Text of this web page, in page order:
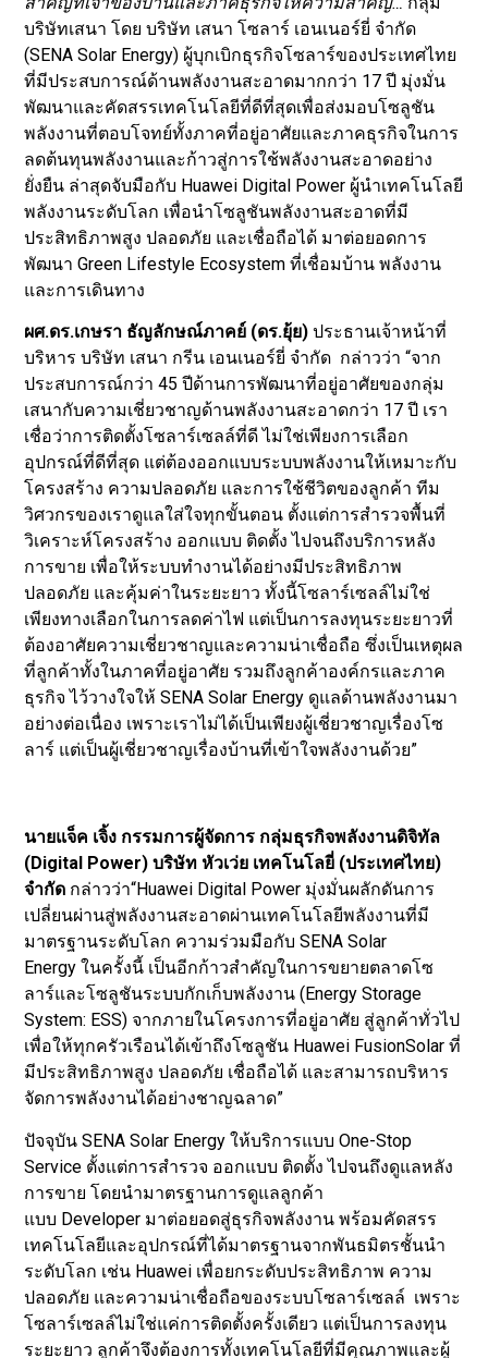
บริษัทเสนา โดย บริษัท เสนา โซลาร์ เอนเนอร์ยี่ จำกัด
(SENA Solar Energy) ผู้บุกเบิกธุรกิจโซลาร์ของประเทศไทย
ที่มีประสบการณ์ด้านพลังงานสะอาดมากกว่า 17 ปี มุ่งมั่น
พัฒนาและคัดสรรเทคโนโลยีที่ดีที่สุดเพื่อส่งมอบโซลูชัน
พลังงานที่ตอบโจทย์ทั้งภาคที่อยู่อาศัยและภาคธุรกิจในการ
ลดต้นทุนพลังงานและก้าวสู่การใช้พลังงานสะอาดอย่าง
ยั่งยืน ล่าสุดจับมือกับ Huawei Digital Power ผู้นำเทคโนโลยี
พลังงานระดับโลก เพื่อนำโซลูชันพลังงานสะอาดที่มี
ประสิทธิภาพสูง ปลอดภัย และเชื่อถือได้ มาต่อยอดการ
พัฒนา Green Lifestyle Ecosystem ที่เชื่อมบ้าน พลังงาน
และการเดินทาง
ผศ.ดร.เกษรา ธัญลักษณ์ภาคย์ (ดร.ยุ้ย)ประธานเจ้าหน้าที่
บริหาร บริษัท เสนา กรีน เอนเนอร์ยี่ จำกัด กล่าวว่า “จาก
ประสบการณ์กว่า 45 ปีด้านการพัฒนาที่อยู่อาศัยของกลุ่ม
เสนากับความเชี่ยวชาญด้านพลังงานสะอาดกว่า 17 ปี เรา
เชื่อว่าการติดตั้งโซลาร์เซลล์ที่ดี ไม่ใช่เพียงการเลือก
อุปกรณ์ที่ดีที่สุด แต่ต้องออกแบบระบบพลังงานให้เหมาะกับ
โครงสร้าง ความปลอดภัย และการใช้ชีวิตของลูกค้า ทีม
วิศวกรของเราดูแลใส่ใจทุกขั้นตอน ตั้งแต่การสำรวจพื้นที่
วิเคราะห์โครงสร้าง ออกแบบ ติดตั้ง ไปจนถึงบริการหลัง
การขาย เพื่อให้ระบบทำงานได้อย่างมีประสิทธิภาพ
ปลอดภัย และคุ้มค่าในระยะยาว ทั้งนี้โซลาร์เซลล์ไม่ใช่
เพียงทางเลือกในการลดค่าไฟ แต่เป็นการลงทุนระยะยาวที่
ต้องอาศัยความเชี่ยวชาญและความน่าเชื่อถือ ซึ่งเป็นเหตุผล
ที่ลูกค้าทั้งในภาคที่อยู่อาศัย รวมถึงลูกค้าองค์กรและภาค
ธุรกิจ ไว้วางใจให้ SENA Solar Energy ดูแลด้านพลังงานมา
อย่างต่อเนื่อง เพราะเราไม่ได้เป็นเพียงผู้เชี่ยวชาญเรื่องโซ
ลาร์ แต่เป็นผู้เชี่ยวชาญเรื่องบ้านที่เข้าใจพลังงานด้วย”
นายแจ็ค เจิ้ง กรรมการผู้จัดการ กลุ่มธุรกิจพลังงานดิจิทัล
(Digital Power) บริษัท หัวเว่ย เทคโนโลยี่ (ประเทศไทย)
จำกัด กล่าวว่า“Huawei Digital Power มุ่งมั่นผลักดันการ
เปลี่ยนผ่านสู่พลังงานสะอาดผ่านเทคโนโลยีพลังงานที่มี
มาตรฐานระดับโลก ความร่วมมือกับ SENA Solar
Energy ในครั้งนี้ เป็นอีกก้าวสำคัญในการขยายตลาดโซ
ลาร์และโซลูชันระบบกักเก็บพลังงาน (Energy Storage
System: ESS) จากภายในโครงการที่อยู่อาศัย สู่ลูกค้าทั่วไป
เพื่อให้ทุกครัวเรือนได้เข้าถึงโซลูชัน Huawei FusionSolar ที่
มีประสิทธิภาพสูง ปลอดภัย เชื่อถือได้ และสามารถบริหาร
จัดการพลังงานได้อย่างชาญฉลาด”
ปัจจุบัน SENA Solar Energy ให้บริการแบบ One-Stop
Service ตั้งแต่การสำรวจ ออกแบบ ติดตั้ง ไปจนถึงดูแลหลัง
การขาย โดยนำมาตรฐานการดูแลลูกค้า
แบบ Developer มาต่อยอดสู่ธุรกิจพลังงาน พร้อมคัดสรร
เทคโนโลยีและอุปกรณ์ที่ได้มาตรฐานจากพันธมิตรชั้นนำ
ระดับโลก เช่น Huawei เพื่อยกระดับประสิทธิภาพ ความ
ปลอดภัย และความน่าเชื่อถือของระบบโซลาร์เซลล์ เพราะ
โซลาร์เซลล์ไม่ใช่แค่การติดตั้งครั้งเดียว แต่เป็นการลงทุน
ระยะยาว ลูกค้าจึงต้องการทั้งเทคโนโลยีที่มีคุณภาพและผู้